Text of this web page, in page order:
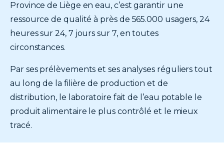
Province de Liège en eau, c’est garantir une
ressource de qualité à près de 565.000 usagers, 24
heures sur 24, 7 jours sur 7, en toutes
circonstances.
Par ses prélèvements et ses analyses réguliers tout
au long de la filière de production et de
distribution, le laboratoire fait de l’eau potable le
produit alimentaire le plus contrôlé et le mieux
tracé.